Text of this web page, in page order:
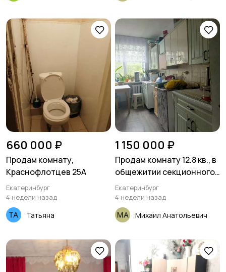
660 000 ₽
Продам комнату,
Краснофлотцев 25А
Екатеринбург
4 недели назад
Татьяна
1 150 000 ₽
Продам комнату 12.8 кв., в
общежитии секционного
типа
Екатеринбург
4 недели назад
Михаил Анатольевич